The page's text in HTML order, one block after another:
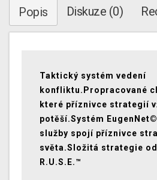
Popis Diskuze (0)
Taktický systém vedení
konfliktu.Propracované
které příznivce strategií
potěší.Systém
služby spojí příznivce
světa.Složitá strategie
R.U.S.E.™